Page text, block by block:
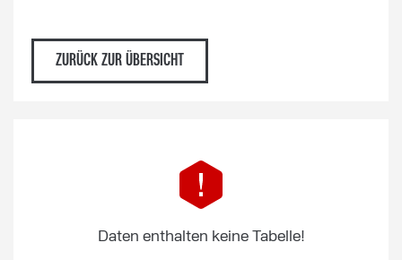
ZURÜCK ZUR ÜBERSICHT
Daten enthalten keine Tabelle!